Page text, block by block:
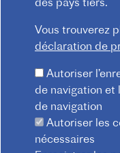
des pays tiers.
Vous trouverez
déclaration de
Autoriser
de navigation et
de navigation
Autoriser les
nécessaires